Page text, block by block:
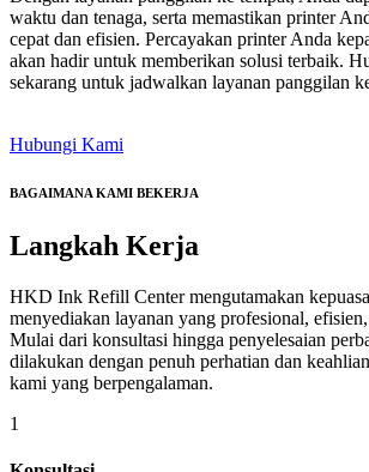
waktu dan tenaga, serta memastikan printer
cepat dan efisien. Percayakan printer Anda
akan hadir untuk memberikan solusi terbaik.
sekarang untuk jadwalkan layanan panggilan
Hubungi Kami
BAGAIMANA KAMI BEKERJA
Langkah Kerja
HKD Ink Refill Center mengutamakan
menyediakan layanan yang profesional,
Mulai dari konsultasi hingga penyelesaian
dilakukan dengan penuh perhatian dan
kami yang berpengalaman.
1